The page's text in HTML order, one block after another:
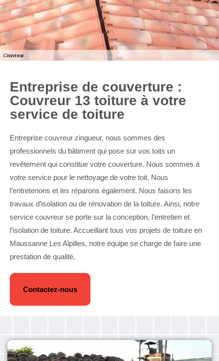
Entreprise de couverture :
Couvreur 13 toiture à votre
service de toiture
Entreprise couvreur zingueur, nous sommes des
professionnels du bâtiment qui pose sur vos toits un
revêtement qui constitue votre couverture. Nous sommes à
votre service pour le nettoyage de votre toit. Nous
l’entretenons et les réparons également. Nous faisons les
travaux d’isolation ou de rénovation de la toiture. Ainsi, notre
service couvreur se porte sur la conception, l'entretien et
l’isolation de toiture. Accueillant tous vos projets de toiture en
Maussanne Les Alpilles, notre équipe se charge de faire une
prestation de qualité.
Contactez-nous